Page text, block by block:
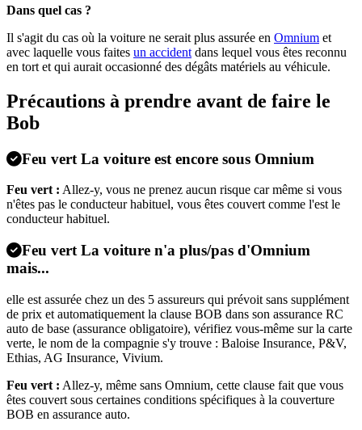
Dans quel cas ?
Il s'agit du cas où la voiture ne serait plus assurée en Omnium et
avec laquelle vous faites un accident dans lequel vous êtes reconnu
en tort et qui aurait occasionné des dégâts matériels au véhicule.
Précautions à prendre avant de faire le
Bob
Feu vert La voiture est encore sous Omnium
Feu vert : Allez-y, vous ne prenez aucun risque car même si vous
n'êtes pas le conducteur habituel, vous êtes couvert comme l'est le
conducteur habituel.
Feu vert La voiture n'a plus/pas d'Omnium
mais...
elle est assurée chez un des 5 assureurs qui prévoit sans supplément
de prix et automatiquement la clause BOB dans son assurance RC
auto de base (assurance obligatoire), vérifiez vous-même sur la carte
verte, le nom de la compagnie s'y trouve : Baloise Insurance, P&V,
Ethias, AG Insurance, Vivium.
Feu vert : Allez-y, même sans Omnium, cette clause fait que vous
êtes couvert sous certaines conditions spécifiques à la couverture
BOB en assurance auto.